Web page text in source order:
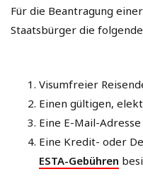
Für die Beantragung
Staatsbürger die
Visumfreier
Einen gültigen,
Eine E-Mail-
Eine Kredit- oder
ESTA-Gebühren